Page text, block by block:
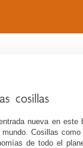
cosillas
nueva en
Cosillas
de todo el